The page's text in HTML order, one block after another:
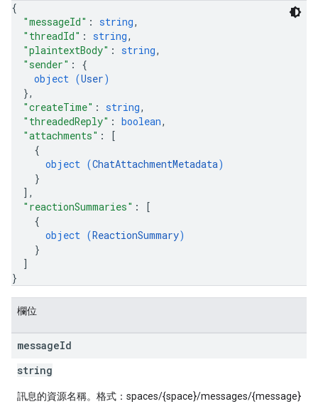
{
"messageId" : string,
"threadId" : string,
"plaintextBody" : string,
"sender" : {
object (User)
},
"createTime" : string,
"threadedReply" : boolean,
"attachments" :
[
{
object (ChatAttachmentMetadata)
}
] ,
"reactionSummaries" :
[
{
object (ReactionSummary)
}
]
}
欄位
messageId
string
訊息的資源名稱。格式：spaces/{space}/messages/{message}